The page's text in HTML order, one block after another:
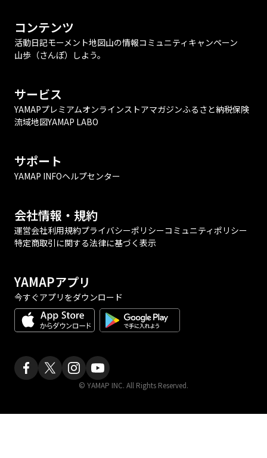
コンテンツ
活動日記モーメント地図山の情報コミュニティ キャンペーン
山歩（さんぽ）しよう。
サービス
YAMAPプレミアムオンラインストアマガジンふるさと納税保険
流域地図YAMAP LABO
サポート
YAMAP INFOヘルプセンター
会社情報・規約
運営会社利用規約プライバシーポリシーコミュニティポリシー
特定商取引に関する法律に基づく表示
YAMAPアプリ
今すぐアプリをダウンロード
© YAMAP INC. All Rights Reserved.